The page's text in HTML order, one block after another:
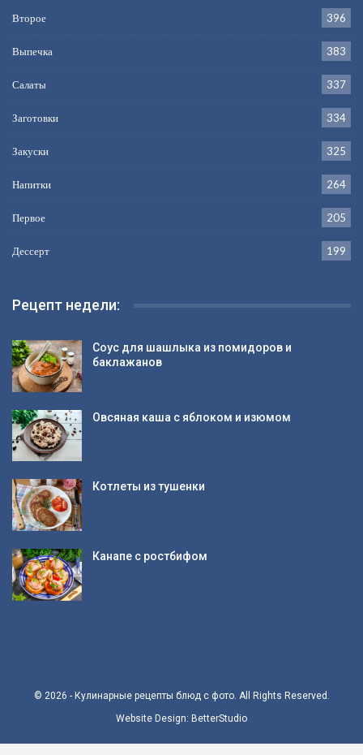
Второе 396
Выпечка 383
Салаты 337
Заготовки 334
Закуски 325
Напитки 264
Первое 205
Дессерт 199
Рецепт недели:
Соус для шашлыка из помидоров и
баклажанов
Овсяная каша с яблоком и изюмом
Котлеты из тушенки
Канапе с ростбифом
© 2026 - Кулинарные рецепты блюд с фото. All Rights Reserved.
Website Design: BetterStudio